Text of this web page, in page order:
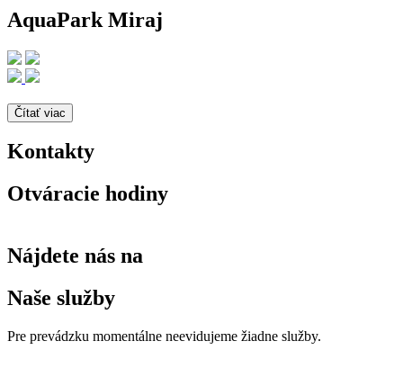
AquaPark Miraj
Čítať viac
Kontakty
Otváracie hodiny
Nájdete nás na
Naše služby
Pre prevádzku momentálne neevidujeme žiadne služby.